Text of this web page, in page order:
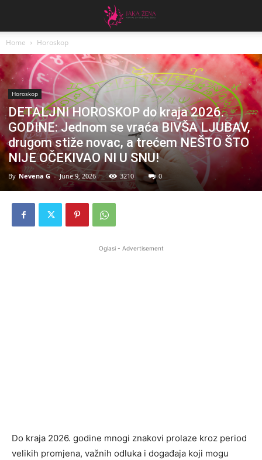
Home Horoskop
Horoskop
DETALJNI HOROSKOP do kraja 2026.
GODINE: Jednom se vraća BIVŠA LJUBAV,
drugom stiže novac, a trećem NEŠTO ŠTO
NIJE OČEKIVAO NI U SNU!
By Nevena G - June 9, 2026 3210 0
Oglasi - Advertisement
Do kraja 2026. godine mnogi znakovi prolaze kroz period
velikih promjena, važnih odluka i događaja koji mogu